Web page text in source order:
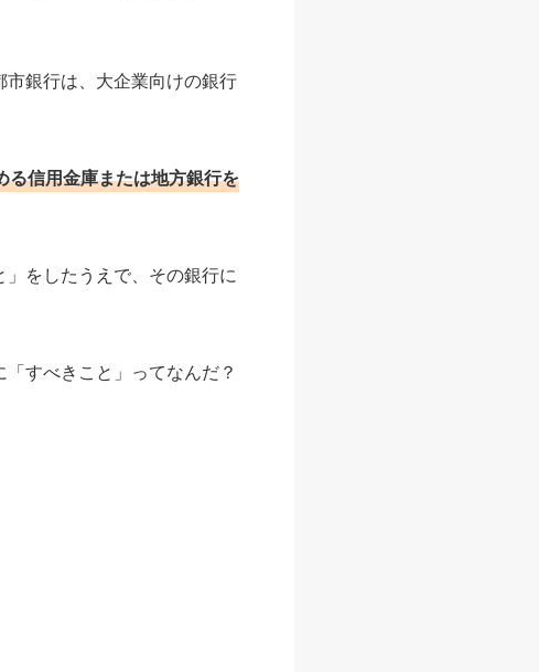
銀行は、大企業向けの銀行
る信用金庫または地方銀行を
をしたうえで、その銀行に
すべきこと」ってなんだ？